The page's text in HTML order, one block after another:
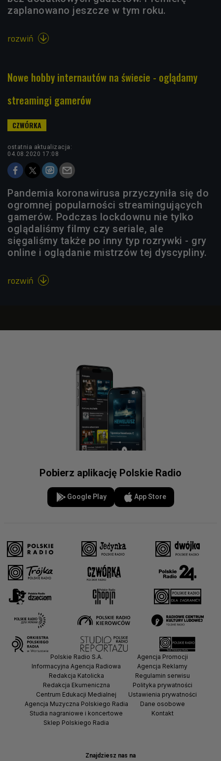
zaplanowano jeszcze w tym roku.
rozwiń 
Nowe hobby internautów na świecie - oglądamy
streamingi gamerów
ostatnia aktualizacja:
04.08.2020 17:08
Pandemia koronawirusa przyczyniła się do
ogromnej popularności streamingujących
gamerów. Podczas lockdownu nie tylko
oglądaliśmy filmy czy seriale, ale
sięgaliśmy także po inny typ rozrywki - gry
online i oglądanie mistrzów tej dyscypliny.
rozwiń 
Pobierz aplikację Polskie Radio
Google Play App Store
Znajdziesz nas na
Polskie Radio S.A.
Informacyjna Agencja Radiowa
Redakcja Katolicka
Redakcja Ekumeniczna
Centrum Edukacji Medialnej
Agencja Muzyczna Polskiego Radia
Studia nagraniowe i koncertowe
Sklep Polskiego Radia
Agencja Promocji
Agencja Reklamy
Regulamin serwisu
Polityka prywatności
Ustawienia prywatności
Dane osobowe
Kontakt